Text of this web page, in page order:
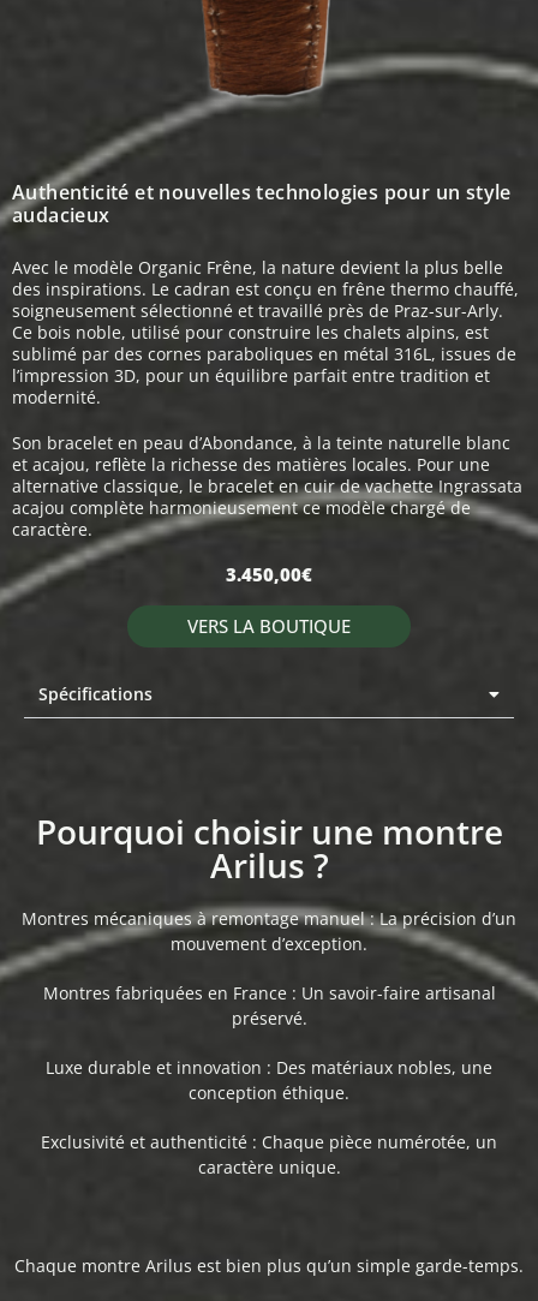
Authenticité et nouvelles technologies pour un style
audacieux
Avec le modèle Organic Frêne, la nature devient la plus belle
des inspirations. Le cadran est conçu en frêne thermo chauffé,
soigneusement sélectionné et travaillé près de Praz-sur-Arly.
Ce bois noble, utilisé pour construire les chalets alpins, est
sublimé par des cornes paraboliques en métal 316L, issues de
l’impression 3D, pour un équilibre parfait entre tradition et
modernité.
Son bracelet en peau d’Abondance, à la teinte naturelle blanc
et acajou, reflète la richesse des matières locales. Pour une
alternative classique, le bracelet en cuir de vachette Ingrassata
acajou complète harmonieusement ce modèle chargé de
caractère.
3.450,00€
VERS LA BOUTIQUE
Spécifications
Pourquoi choisir une montre
Arilus ?
Montres mécaniques à remontage manuel : La précision d’un
mouvement d’exception.
Montres fabriquées en France : Un savoir-faire artisanal
préservé.
Luxe durable et innovation : Des matériaux nobles, une
conception éthique.
Exclusivité et authenticité : Chaque pièce numérotée, un
caractère unique.
Chaque montre Arilus est bien plus qu’un simple garde-temps.